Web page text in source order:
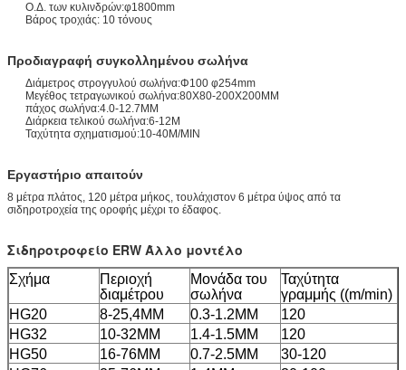
Ο.Δ. των κυλινδρών:φ1800mm
Βάρος τροχιάς: 10 τόνους
Προδιαγραφή συγκολλημένου σωλήνα
Διάμετρος στρογγυλού σωλήνα:Φ100 φ254mm
Μεγέθος τετραγωνικού σωλήνα:80X80-200X200MM
πάχος σωλήνα:4.0-12.7MM
Διάρκεια τελικού σωλήνα:6-12M
Ταχύτητα σχηματισμού:10-40M/MIN
Εργαστήριο απαιτούν
8 μέτρα πλάτος, 120 μέτρα μήκος, τουλάχιστον 6 μέτρα ύψος από τα
σιδηροτροχεία της οροφής μέχρι το έδαφος.
Σιδηροτροφείο ERW Άλλο μοντέλο
Σχήμα
Περιοχή
διαμέτρου
Μονάδα του
σωλήνα
Ταχύτητα
γραμμής ((m/min)
HG20
8-25,4MM 0.3-1.2MM
120
HG32
10-32MM 1.4-1.5MM
120
HG50
16-76MM 0.7-2.5MM
30-120